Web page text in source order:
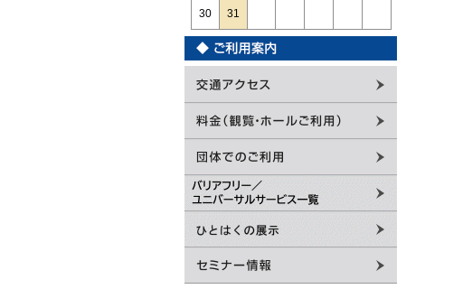
30 31